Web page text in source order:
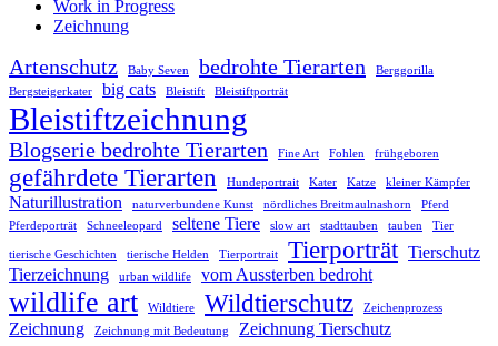
Work in Progress
Zeichnung
Artenschutz Baby Seven bedrohte Tierarten
Berggorilla
Bergsteigerkater
big cats Bleistift Bleistiftporträt
Bleistiftzeichnung
Blogserie bedrohte Tierarten Fine Art Fohlen frühgeboren
gefährdete Tierarten Hundeportrait Kater Katze kleiner Kämpfer
Naturillustration naturverbundene Kunst nördliches Breitmaulnashorn
Pferd
Pferdeporträt
Schneeleopard seltene Tiere slow art stadttauben tauben Tier
tierische Geschichten tierische Helden Tierportrait Tierporträt Tierschutz
Tierzeichnung
urban wildlife vom Aussterben bedroht
wildlife art Wildtiere Wildtierschutz Zeichenprozess
Zeichnung Zeichnung mit Bedeutung Zeichnung Tierschutz